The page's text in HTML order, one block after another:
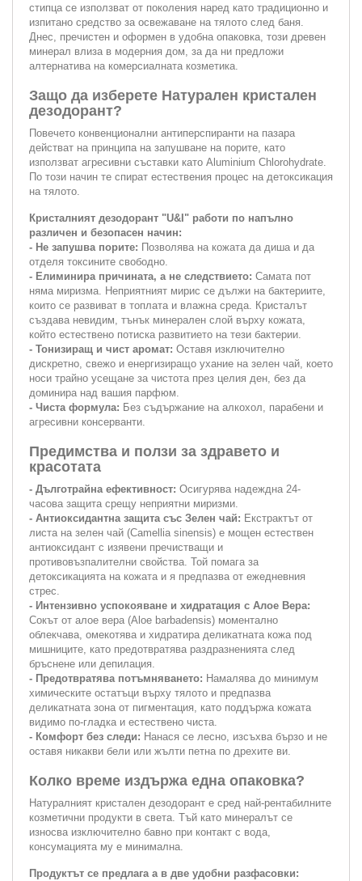
стипца се използват от поколения наред като традиционно и
изпитано средство за освежаване на тялото след баня.
Днес, пречистен и оформен в удобна опаковка, този древен
минерал влиза в модерния дом, за да ни предложи
алтернатива на комерсиалната козметика.
Защо да изберете Натурален кристален
дезодорант?
Повечето конвенционални антиперспиранти на пазара
действат на принципа на запушване на порите, като
използват агресивни съставки като Aluminium Chlorohydrate.
По този начин те спират естествения процес на детоксикация
на тялото.
Кристалният дезодорант "U&I" работи по напълно
различен и безопасен начин:
- Не запушва порите: Позволява на кожата да диша и да
отделя токсините свободно.
- Елиминира причината, а не следствието: Самата пот
няма миризма. Неприятният мирис се дължи на бактериите,
които се развиват в топлата и влажна среда. Кристалът
създава невидим, тънък минерален слой върху кожата,
който естествено потиска развитието на тези бактерии.
- Тонизиращ и чист аромат: Оставя изключително
дискретно, свежо и енергизиращо ухание на зелен чай, което
носи трайно усещане за чистота през целия ден, без да
доминира над вашия парфюм.
- Чиста формула: Без съдържание на алкохол, парабени и
агресивни консерванти.
Предимства и ползи за здравето и
красотата
- Дълготрайна ефективност: Осигурява надеждна 24-
часова защита срещу неприятни миризми.
- Антиоксидантна защита със Зелен чай: Екстрактът от
листа на зелен чай (Camellia sinensis) е мощен естествен
антиоксидант с изявени пречистващи и
противовъзпалителни свойства. Той помага за
детоксикацията на кожата и я предпазва от ежедневния
стрес.
- Интензивно успокояване и хидратация с Алое Вера:
Сокът от алое вера (Aloe barbadensis) моментално
облекчава, омекотява и хидратира деликатната кожа под
мишниците, като предотвратява раздразненията след
бръснене или депилация.
- Предотвратява потъмняването: Намалява до минимум
химическите остатъци върху тялото и предпазва
деликатната зона от пигментация, като поддържа кожата
видимо по-гладка и естествено чиста.
- Комфорт без следи: Нанася се лесно, изсъхва бързо и не
оставя никакви бели или жълти петна по дрехите ви.
Колко време издържа една опаковка?
Натуралният кристален дезодорант е сред най-рентабилните
козметични продукти в света. Тъй като минералът се
износва изключително бавно при контакт с вода,
консумацията му е минимална.
Продуктът се предлага а в две удобни разфасовки: